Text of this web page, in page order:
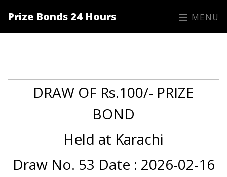
Prize Bonds 24 Hours MENU
DRAW OF Rs.100/- PRIZE
BOND
Held at Karachi
Draw No. 53 Date : 2026-02-16